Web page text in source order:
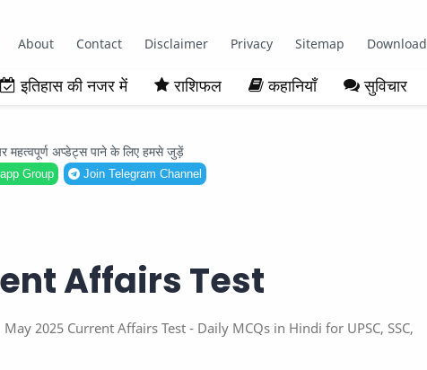
About Contact Disclaimer Privacy Sitemap Download
इतिहास की नजर में राशिफल कहानियाँ सुविचार
महत्वपूर्ण अप्डेट्स पाने के लिए हमसे जुड़ें
Group Join Telegram Channel
Affairs Test
May 2025 Current Affairs Test - Daily MCQs in Hindi for UPSC, SSC,